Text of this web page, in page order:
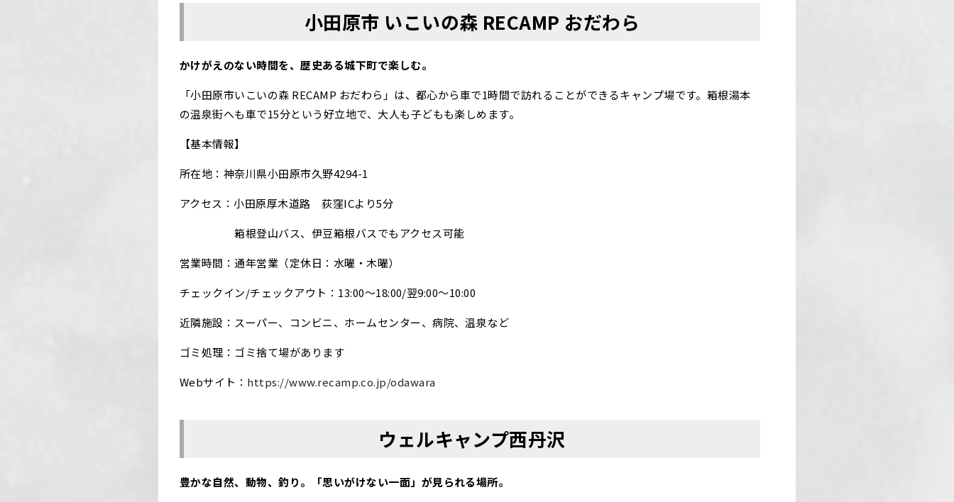
小田原市 いこいの森 RECAMP おだわら
かけがえのない時間を、歴史ある城下町で楽しむ。
「小田原市いこいの森 RECAMP おだわら」は、都心から車で1時間で訪れることができるキャンプ場です。箱根湯本
の温泉街へも車で15分という好立地で、大人も子どもも楽しめます。
【基本情報】
所在地：神奈川県小田原市久野4294-1
アクセス：小田原厚木道路 荻窪ICより5分
箱根登山バス、伊豆箱根バスでもアクセス可能
営業時間：通年営業（定休日：水曜・木曜）
チェックイン/チェックアウト：13:00〜18:00/翌9:00〜10:00
近隣施設：スーパー、コンビニ、ホームセンター、病院、温泉など
ゴミ処理：ゴミ捨て場があります
Webサイト： https://www.recamp.co.jp/odawara
ウェルキャンプ西丹沢
豊かな自然、動物、釣り。「思いがけない一面」が見られる場所。